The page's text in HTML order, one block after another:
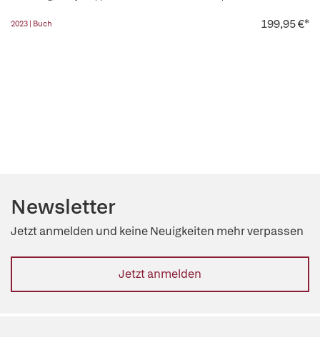
2023 | Buch 199,95 €*
Newsletter
Jetzt anmelden und keine Neuigkeiten mehr verpassen
Jetzt anmelden